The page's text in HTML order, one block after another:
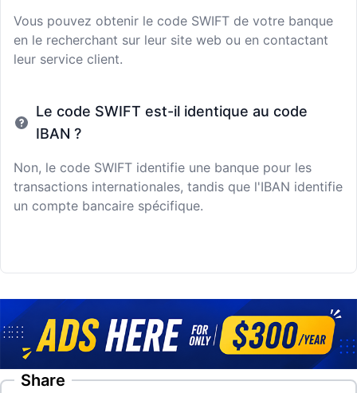
Vous pouvez obtenir le code SWIFT de votre banque
en le recherchant sur leur site web ou en contactant
leur service client.
Le code SWIFT est-il identique au code
IBAN ?
Non, le code SWIFT identifie une banque pour les
transactions internationales, tandis que l'IBAN identifie
un compte bancaire spécifique.
Share